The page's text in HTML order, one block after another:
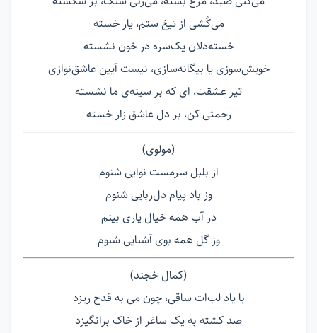
می‌کُشی از تیغ ستم، یار خسته
خسته‌دلان یک‌سره در خون نشسته
خویش‌سوزی یا بیگانه‌سازی، نیست آیین عاشق‌نوازی
تیر عشقت، ای که بر سینه‌ی ما نشسته
رحمتی کن، بر دل عاشق زار خسته
(مولوی)
از بلبل سرمست نوایی شنوم
وز باد پیام دل‌ربایی شنوم
در آب همه خیال یاری بینم
وز گل همه بوی آشنایی شنوم
(کمال خجند)
با یاد لب‌ات ساقی، چون می به قدح ریزد
صد کشته به یک ساغر از خاک برانگیزد